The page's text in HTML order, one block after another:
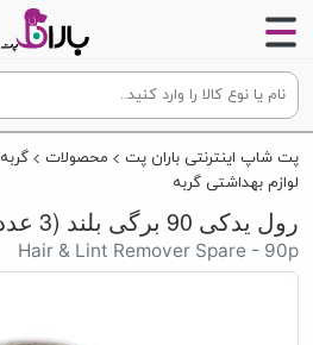
پت شاپ اینترنتی باران پت محصولات گربه
لوازم بهداشتی گربه
رول یدکی 90 برگی بلند (3 عددی 17 سانت)
Hair & Lint Remover Spare - 90p